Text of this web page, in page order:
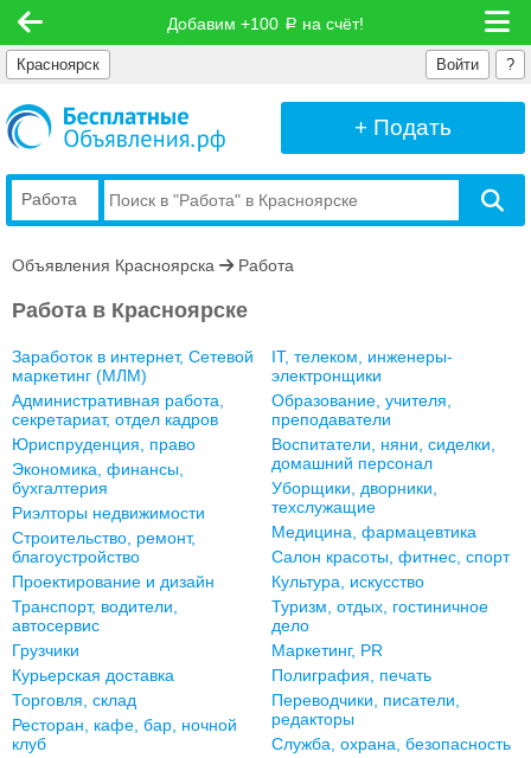
Добавим +100 руб на счёт!
Красноярск ?
Войти
+ Подать
Работа
Объявления Красноярска Работа
Работа в Красноярске
Заработок в интернет, Сетевой
маркетинг (МЛМ)
Административная работа,
секретариат, отдел кадров
Юриспруденция, право
Экономика, финансы,
бухгалтерия
Риэлторы недвижимости
Строительство, ремонт,
благоустройство
Проектирование и дизайн
Транспорт, водители,
автосервис
Грузчики
Курьерская доставка
Торговля, склад
Ресторан, кафе, бар, ночной
клуб
IT, телеком, инженеры-
электронщики
Образование, учителя,
преподаватели
Воспитатели, няни, сиделки,
домашний персонал
Уборщики, дворники,
техслужащие
Медицина, фармацевтика
Салон красоты, фитнес, спорт
Культура, искусство
Туризм, отдых, гостиничное
дело
Маркетинг, PR
Полиграфия, печать
Переводчики, писатели,
редакторы
Служба, охрана, безопасность